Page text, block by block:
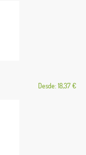
Desde: 18,37 €